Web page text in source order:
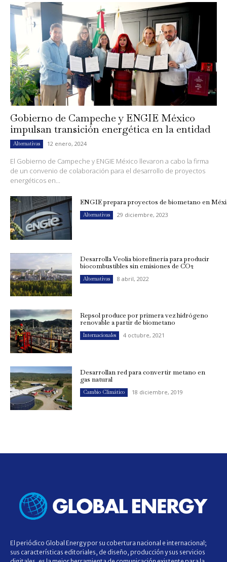
Gobierno de Campeche y ENGIE México
impulsan transición energética en la entidad
Alternativas 12 enero, 2024
El Gobierno de Campeche y ENGIE México llevaron a cabo la firma
de un convenio de colaboración para el desarrollo de proyectos
energéticos en...
ENGIE prepara proyectos de biometano en
Alternativas 29 diciembre, 2023
Desarrolla Veolia biorefinería para producir
biocombustibles sin emisiones de CO2
Alternativas 8 abril, 2022
Repsol produce por primera vez hidrógeno
renovable a partir de biometano
Internacionales 4 octubre, 2021
Desarrollan red para convertir metano en
gas natural
Cambio Climático 18 diciembre, 2019
El periódico Global Energy por su cobertura nacional e internacional;
sus características editoriales, de diseño, producción y sus servicios